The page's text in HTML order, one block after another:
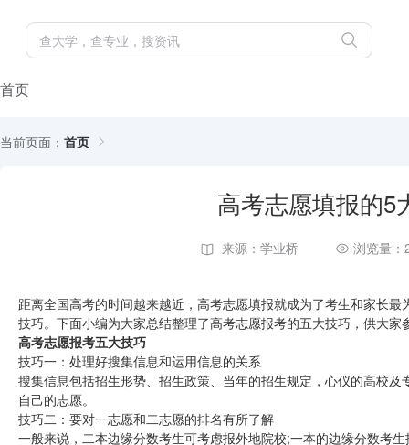
首页
当前页面： 首页
高考志愿填报的5
来源：学业桥 浏览量：
距离全国高考的时间越来越近，高考志愿填报就成为了考生和家长
技巧。下面小编为大家总结整理了高考志愿报考的五大技巧，供大家
高考志愿报考五大技巧
技巧一：处理好搜集信息和运用信息的关系
搜集信息包括招生形势、招生政策、当年的招生规定，心仪的高校
自己的志愿。
技巧二：要对一志愿和二志愿的排名有所了解
一般来说，二本边缘分数考生可考虑报外地院校;一本的边缘分数考